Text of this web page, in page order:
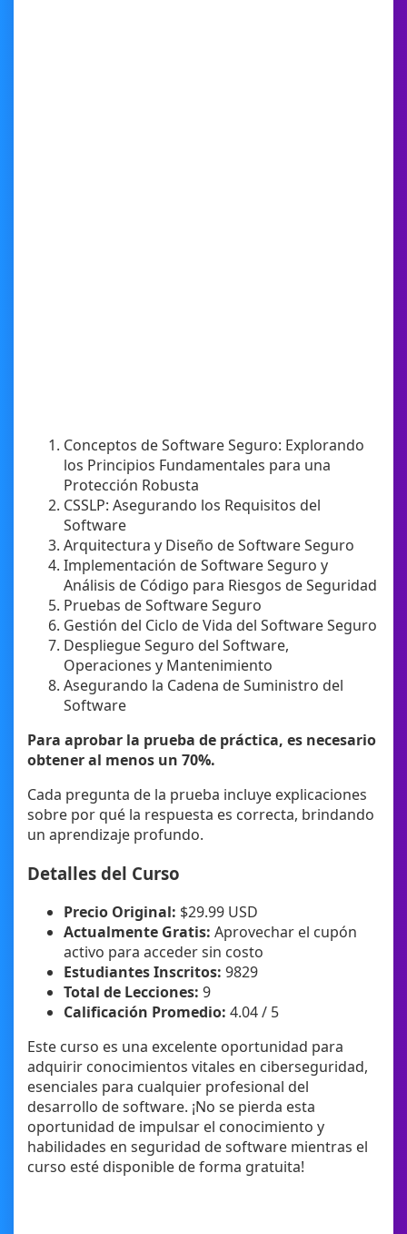
Conceptos de Software Seguro: Explorando
los Principios Fundamentales para una
Protección Robusta
CSSLP: Asegurando los Requisitos del
Software
Arquitectura y Diseño de Software Seguro
Implementación de Software Seguro y
Análisis de Código para Riesgos de Seguridad
Pruebas de Software Seguro
Gestión del Ciclo de Vida del Software Seguro
Despliegue Seguro del Software,
Operaciones y Mantenimiento
Asegurando la Cadena de Suministro del
Software
Para aprobar la prueba de práctica, es necesario
obtener al menos un 70%.
Cada pregunta de la prueba incluye explicaciones
sobre por qué la respuesta es correcta, brindando
un aprendizaje profundo.
Detalles del Curso
Precio Original: $29.99 USD
Actualmente Gratis: Aprovechar el cupón
activo para acceder sin costo
Estudiantes Inscritos: 9829
Total de Lecciones: 9
Calificación Promedio: 4.04 / 5
Este curso es una excelente oportunidad para
adquirir conocimientos vitales en ciberseguridad,
esenciales para cualquier profesional del
desarrollo de software. ¡No se pierda esta
oportunidad de impulsar el conocimiento y
habilidades en seguridad de software mientras el
curso esté disponible de forma gratuita!